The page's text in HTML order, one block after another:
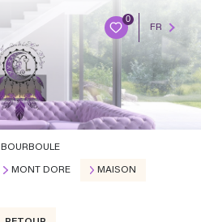
0
FR
MONT DORE MAISON